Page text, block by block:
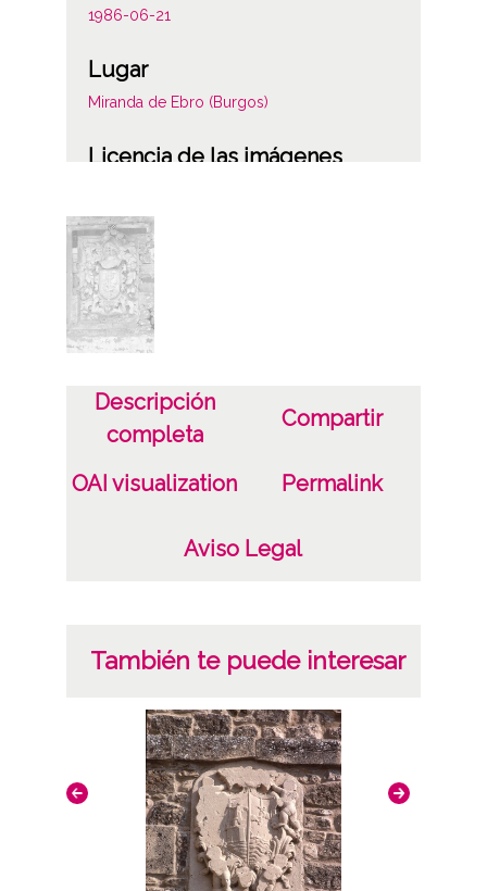
1986-06-21
Lugar
Miranda de Ebro (Burgos)
Licencia de las imágenes
Descripción
completa
Compartir
OAI visualization Permalink
Aviso Legal
También te puede interesar